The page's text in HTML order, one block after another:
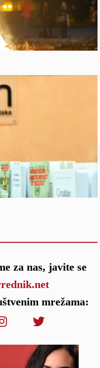
za nas, javite se
mrežama: